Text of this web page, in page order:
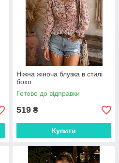
Ніжна жіноча блузка в стилі
бохо
Готово до відправки
519 ₴
Купити